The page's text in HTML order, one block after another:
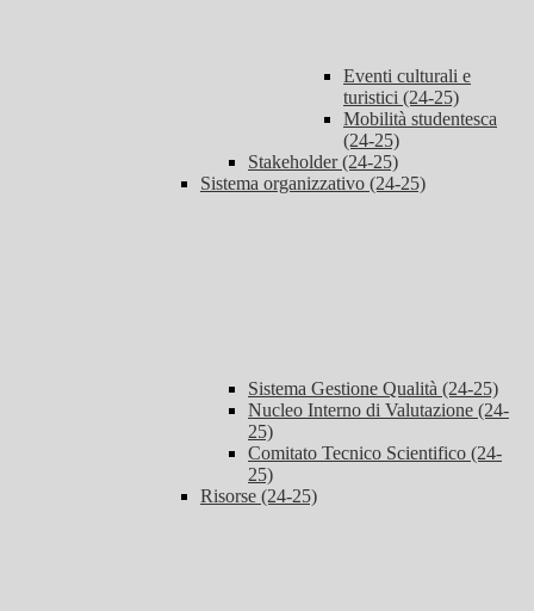
Eventi culturali e
turistici (24-25)
Mobilità studentesca
(24-25)
Stakeholder (24-25)
Sistema organizzativo (24-25)
Sistema Gestione Qualità (24-25)
Nucleo Interno di Valutazione (24-
25)
Comitato Tecnico Scientifico (24-
25)
Risorse (24-25)